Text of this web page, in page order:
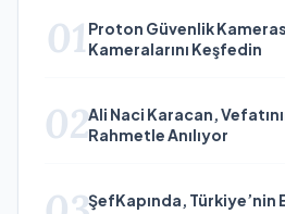
01 Proton Güvenlik
Kameralarını Keşfedin
02Ali Naci Karacan,
Rahmetle Anılıyor
ŞefKapında, Türkiye’nin